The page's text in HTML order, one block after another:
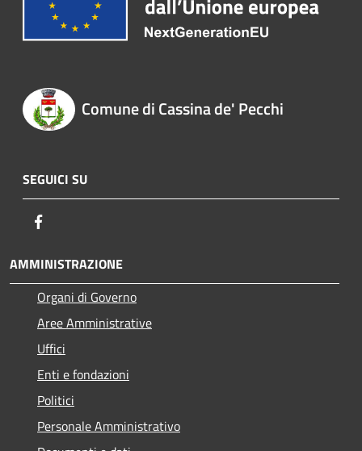
Comune di Cassina de' Pecchi
SEGUICI SU
AMMINISTRAZIONE
Organi di Governo
Aree Amministrative
Uffici
Enti e fondazioni
Politici
Personale Amministrativo